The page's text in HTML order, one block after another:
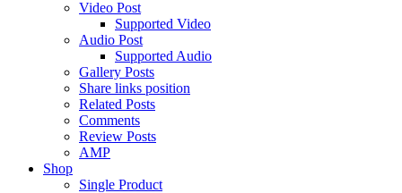
Video Post
Supported Video
Audio Post
Supported Audio
Gallery Posts
Share links position
Related Posts
Comments
Review Posts
AMP
Shop
Single Product